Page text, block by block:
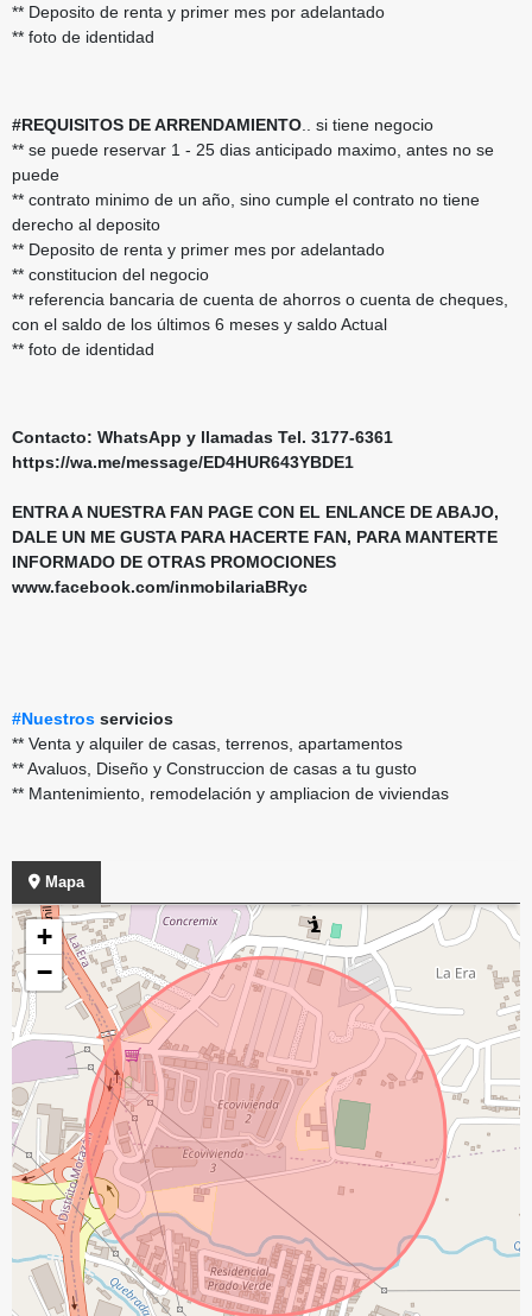
** Deposito de renta y primer mes por adelantado
** foto de identidad
#REQUISITOS DE ARRENDAMIENTO .. si tiene negocio
** se puede reservar 1 - 25 dias anticipado maximo, antes no se
puede
** contrato minimo de un año, sino cumple el contrato no tiene
derecho al deposito
** Deposito de renta y primer mes por adelantado
** constitucion del negocio
** referencia bancaria de cuenta de ahorros o cuenta de cheques,
con el saldo de los últimos 6 meses y saldo Actual
** foto de identidad
Contacto: WhatsApp y llamadas Tel. 3177-6361
https://wa.me/message/ED4HUR643YBDE1
ENTRA A NUESTRA FAN PAGE CON EL ENLANCE DE ABAJO,
DALE UN ME GUSTA PARA HACERTE FAN, PARA MANTERTE
INFORMADO DE OTRAS PROMOCIONES
www.facebook.com/inmobilariaBRyc
#Nuestros servicios
** Venta y alquiler de casas, terrenos, apartamentos
** Avaluos, Diseño y Construccion de casas a tu gusto
** Mantenimiento, remodelación y ampliacion de viviendas
Mapa
+
−